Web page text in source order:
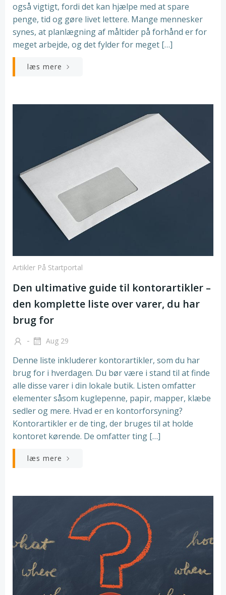
også vigtigt, fordi det kan hjælpe med at spare
penge, tid og gøre livet lettere. Mange mennesker
synes, at planlægning af måltider på forhånd er for
meget arbejde, og det fylder for meget […]
læs mere
Artikler På Startportal
Den ultimative guide til kontorartikler –
den komplette liste over varer, du har
brug for
- Aug 29
Denne liste inkluderer kontorartikler, som du har
brug for i hverdagen. Du bør være i stand til at finde
alle disse varer i din lokale butik. Listen omfatter
elementer såsom kuglepenne, papir, mapper, klæbe
sedler og mere. Hvad er en kontorforsyning?
Kontorartikler er de ting, der bruges til at holde
kontoret kørende. De omfatter ting […]
læs mere